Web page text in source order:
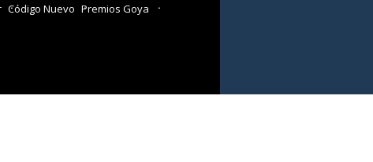
Código Nuevo Premios Goya